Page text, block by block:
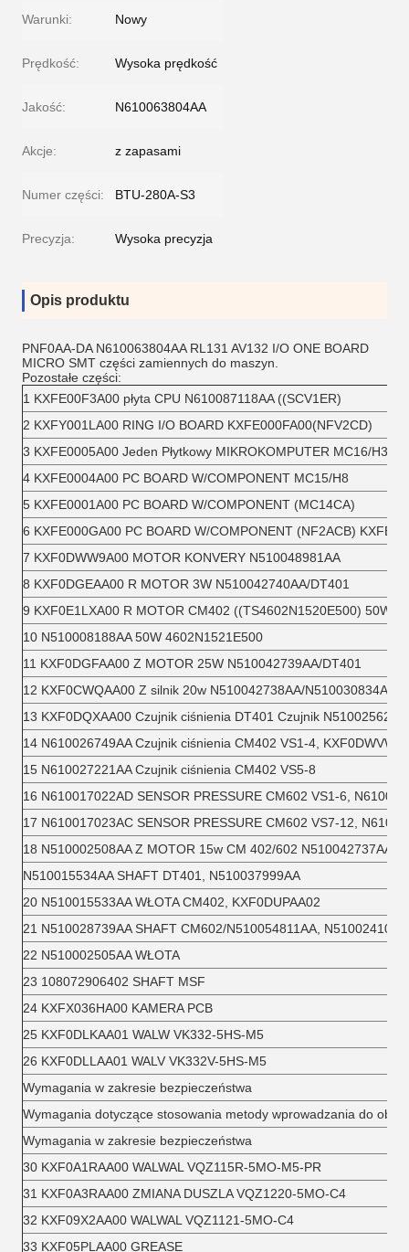
Warunki: Nowy
Prędkość: Wysoka prędkość
Jakość: N610063804AA
Akcje: z zapasami
Numer części: BTU-280A-S3
Precyzja: Wysoka precyzja
Opis produktu
PNF0AA-DA N610063804AA RL131 AV132 I/O ONE BOARD
MICRO SMT części zamiennych do maszyn.
Pozostałe części:
1 KXFE00F3A00 płyta CPU N610087118AA ((SCV1ER)
2 KXFY001LA00 RING I/O BOARD KXFE000FA00(NFV2CD)
3 KXFE0005A00 Jeden Płytkowy MIKROKOMPUTER MC16/H3
4 KXFE0004A00 PC BOARD W/COMPONENT MC15/H8
5 KXFE0001A00 PC BOARD W/COMPONENT (MC14CA)
6 KXFE000GA00 PC BOARD W/COMPONENT (NF2ACB)
7 KXF0DWW9A00 MOTOR KONVERY N510048981AA
8 KXF0DGEAA00 R MOTOR 3W N510042740AA/DT401
9 KXF0E1LXA00 R MOTOR CM402 ((TS4602N1520E500) 50W
10 N510008188AA 50W 4602N1521E500
11 KXF0DGFAA00 Z MOTOR 25W N510042739AA/DT401
12 KXF0CWQAA00 Z silnik 20w N510042738AA/N510030834AB
13 KXF0DQXAA00 Czujnik ciśnienia DT401 Czujnik
14 N610026749AA Czujnik ciśnienia CM402 VS1-4,
15 N610027221AA Czujnik ciśnienia CM402 VS5-8
16 N610017022AD SENSOR PRESSURE CM602 VS1-6,
17 N610017023AC SENSOR PRESSURE CM602 VS7-12,
18 N510002508AA Z MOTOR 15w CM 402/602 N510042737AA
N510015534AA SHAFT DT401, N510037999AA
20 N510015533AA WŁOTA CM402, KXF0DUPAA02
21 N510028739AA SHAFT CM602/N510054811AA,
22 N510002505AA WŁOTA
23 108072906402 SHAFT MSF
24 KXFX036HA00 KAMERA PCB
25 KXF0DLKAA01 WALW VK332-5HS-M5
26 KXF0DLLAA01 WALV VK332V-5HS-M5
Wymagania w zakresie bezpieczeństwa
Wymagania dotyczące stosowania metody wprowadzania do
Wymagania w zakresie bezpieczeństwa
30 KXF0A1RAA00 WALWAL VQZ115R-5MO-M5-PR
31 KXF0A3RAA00 ZMIANA DUSZLA VQZ1220-5MO-C4
32 KXF09X2AA00 WALWAL VQZ1121-5MO-C4
33 KXF05PLAA00 GREASE